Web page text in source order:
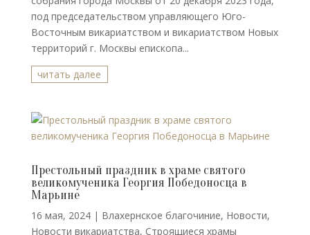
под председательством управляющего Юго-
Восточным викариатством и викариатством Новых
территорий г. Москвы епископа...
читать далее
Престольный праздник в храме святого
великомученика Георгия Победоносца в
Марьине
16 мая, 2024| Влахернское благочиние, Новости,
Новости викариатства, Строящиеся храмы